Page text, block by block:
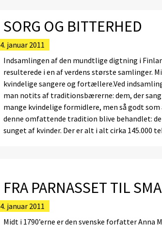
SORG OG BITTERHED
4. januar 2011
Indsamlingen af den mundtlige digtning i
resulterede i en af verdens største samlinger.
kvindelige sangere og fortællere.Ved
man notits af traditionsbærerne: dem, der
mange kvindelige formidlere, men så godt
denne omfattende tradition blive behandlet:
sunget af kvinder. Der er alt i alt cirka 145.000
FRA PARNASSET TIL
4. januar 2011
Midt i 1790’erne er den svenske forfatter